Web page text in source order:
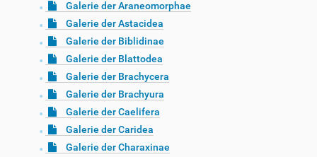
Galerie der Araneomorphae
Galerie der Astacidea
Galerie der Biblidinae
Galerie der Blattodea
Galerie der Brachycera
Galerie der Brachyura
Galerie der Caelifera
Galerie der Caridea
Galerie der Charaxinae